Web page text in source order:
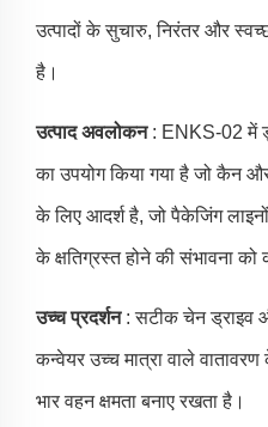
उत्पादों के सुचारु, निरंतर और
है।
उत्पाद अवलोकन : ENKS-02 में
का उपयोग किया गया है जो कैन
के लिए आदर्श है, जो पैकेजिंग
के क्षतिग्रस्त होने की संभावना
उच्च प्रदर्शन : सटीक चेन ड्राइव
कन्वेयर उच्च मात्रा वाले
भार वहन क्षमता बनाए रखता है।